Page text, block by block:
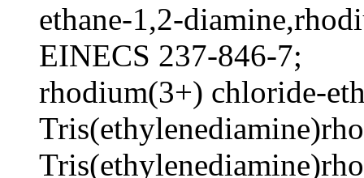
ethane-1,2-
EINECS 237-846-7;
rhodium(3+) chloride-